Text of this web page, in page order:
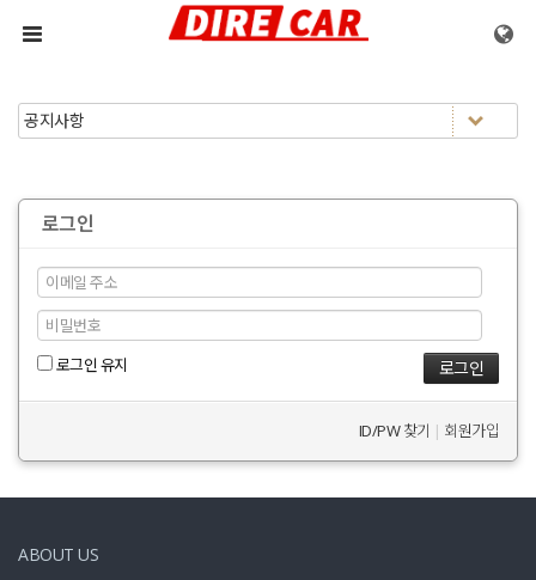
메뉴 건너뛰기
로그인
로그인 유지
ID/PW 찾기 | 회원가입
ABOUT US